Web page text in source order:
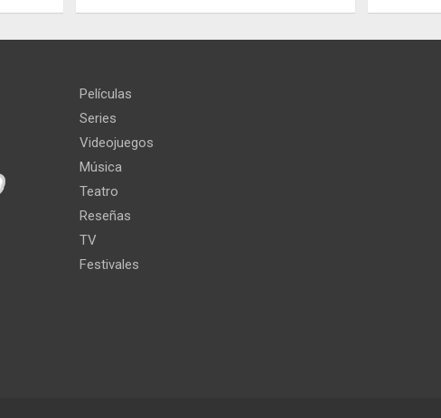
Películas
Series
Videojuegos
Música
Teatro
Reseñas
TV
Festivales